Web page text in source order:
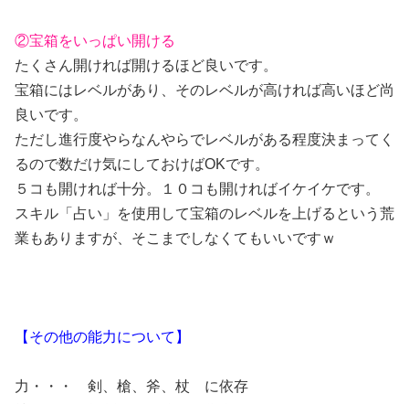
②宝箱をいっぱい開ける
たくさん開ければ開けるほど良いです。
宝箱にはレベルがあり、そのレベルが高ければ高いほど尚
良いです。
ただし進行度やらなんやらでレベルがある程度決まってく
るので数だけ気にしておけばOKです。
５コも開ければ十分。１０コも開ければイケイケです。
スキル「占い」を使用して宝箱のレベルを上げるという荒
業もありますが、そこまでしなくてもいいですｗ
【その他の能力について】
力・・・ 剣、槍、斧、杖 に依存